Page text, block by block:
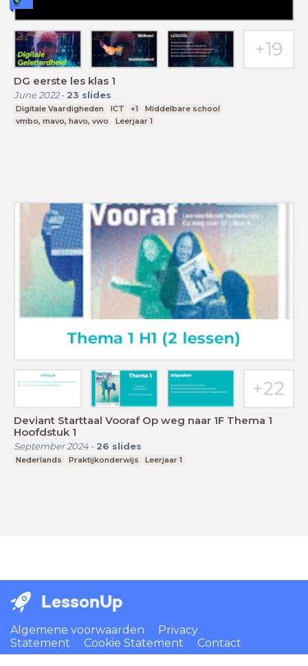
DG eerste les klas 1
June 2022- 23 slides
Digitale Vaardigheden ICT +1
Middelbare school
vmbo, mavo, havo, vwo
Leerjaar 1
Deviant Starttaal Vooraf Op weg naar 1F Thema 1
Hoofdstuk 1
September 2024- 26 slides
Nederlands Praktijkonderwijs Leerjaar 1
LessonUp
Algemene voorwaarden
Privacy
Statement
Cookie Statement Contact